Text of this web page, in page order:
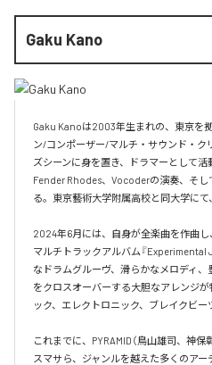
Gaku Kano
Gaku Kanoは2003年生まれの、東京を
ン/コンポーザー/マルチ・サウンド・ク
ズシーンに身を置き、ドラマーとして活
Fender Rhodes、Vocoderの演奏、そし
る。東京藝術大学附属高校と同大学にて
2024年6月には、自身が全楽曲を作曲
マルチトラックアルバム『Experimental
なドラムグルーヴ、滑らかなメロディ
をクロスオーバーする大胆なアレンジ
ック、エレクトロニック、ブレイクビー
これまでに、PYRAMID（鳥山雄司、神
スマサら、ジャンルを越えた多くのア